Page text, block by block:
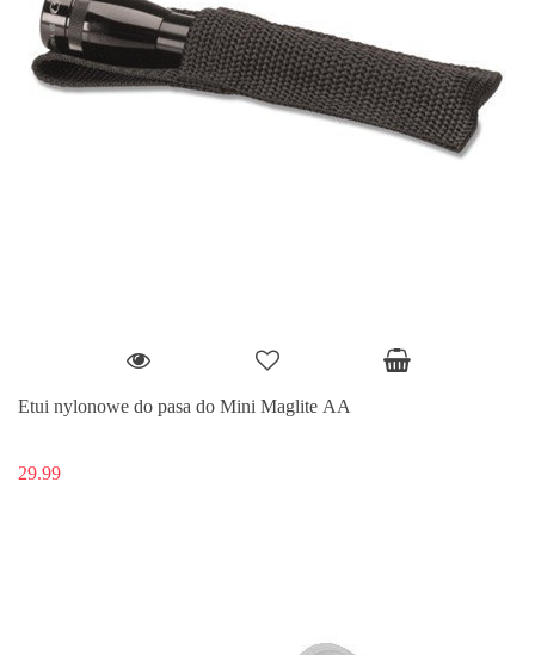
Etui nylonowe do pasa do Mini Maglite AA
29.99